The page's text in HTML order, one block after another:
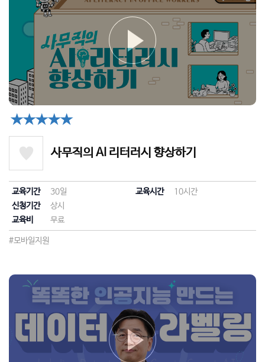
★★★★★
사무직의 AI 리터러시 향상하기
교육기간 30일 교육시간
10시간
신청기간
상시
교육비
무료
#모바일지원